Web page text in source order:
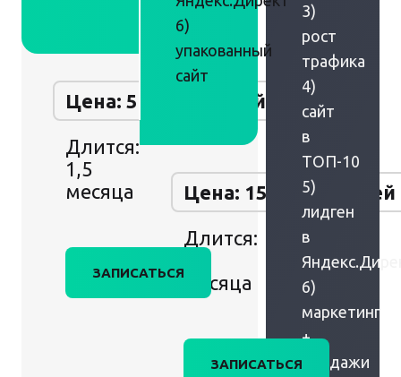
Цена: 50 000 рублей
Длится:
1,5
месяца
ЗАПИСАТЬСЯ
6)
упакованный
сайт
Цена: 150 000 рублей
Длится:
месяца
ЗАПИСАТЬСЯ
3)
рост
трафика
4)
сайт
в
ТОП-10
5)
лидген
в
6)
маркетинг
+
продажи